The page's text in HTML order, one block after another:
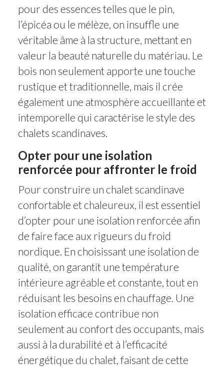
pour des essences telles que le pin,
l’épicéa ou le mélèze, on insuffle une
véritable âme à la structure, mettant en
valeur la beauté naturelle du matériau. Le
bois non seulement apporte une touche
rustique et traditionnelle, mais il crée
également une atmosphère accueillante et
intemporelle qui caractérise le style des
chalets scandinaves.
Opter pour une isolation
renforcée pour affronter le froid
Pour construire un chalet scandinave
confortable et chaleureux, il est essentiel
d’opter pour une isolation renforcée afin
de faire face aux rigueurs du froid
nordique. En choisissant une isolation de
qualité, on garantit une température
intérieure agréable et constante, tout en
réduisant les besoins en chauffage. Une
isolation efficace contribue non
seulement au confort des occupants, mais
aussi à la durabilité et à l’efficacité
énergétique du chalet, faisant de cette